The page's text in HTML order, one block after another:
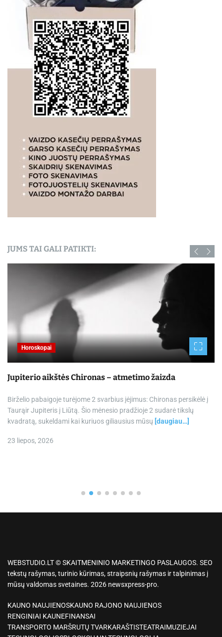
JUMS TAI GALI PATIKTI:
Horoskopai
Jupiterio aikštės Chironas – atmetimo žaizda
Birželio pabaigoje turėjome 2 svarbius įėjimus: Chironas persikėlė į
Taurąir Jupiteris į Liūtą. Šio mėnesio pradžioje 2 sudarė tikslų
kvadratą, sukeldami kai kuriuos giliausius mūsų [daugiau…]
23 liepos, 2026
WEBSTUDIO.LT © SKAITMENINIO MARKETINGO PASLAUGOS. SEO
tekstų rašymas, turinio kūrimas, straipsnių rašymas ir talpinimas į
mūsų valdomas svetaines. 2026 newsxpress-pro.
KAUNO NAUJIENOSKAUNO RAJONO NAUJIENOS
RENGINIAI KAUNEFINANSAI
TRANSPORTO MARŠRUTŲ TVARKARAŠTISTEATRAIMUZIEJAI